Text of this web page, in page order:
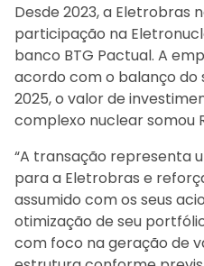
Desde 2023, a Eletrobras
participação na
banco BTG Pactual. A
acordo com o balanço do
2025, o valor de
complexo nuclear somou
“A transação representa
para a Eletrobras e
assumido com os seus
otimização de seu
com foco na geração de